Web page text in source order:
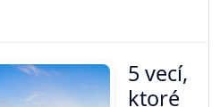
5 vecí,
ktoré